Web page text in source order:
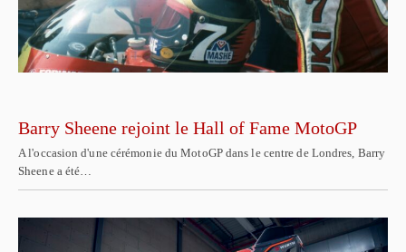
Barry Sheene rejoint le Hall of Fame MotoGP
A l'occasion d'une cérémonie du MotoGP dans le centre de Londres, Barry
Sheene a été…